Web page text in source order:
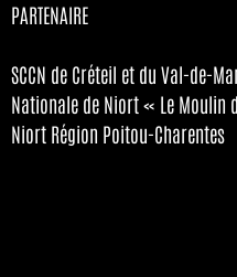
PARTENAIRE
SCCN de Créteil et du Val-de-
Nationale de Niort « Le Moulin
Niort Région Poitou-Charentes